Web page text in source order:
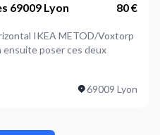
?
69009 Lyon 80 €
69009 Lyon